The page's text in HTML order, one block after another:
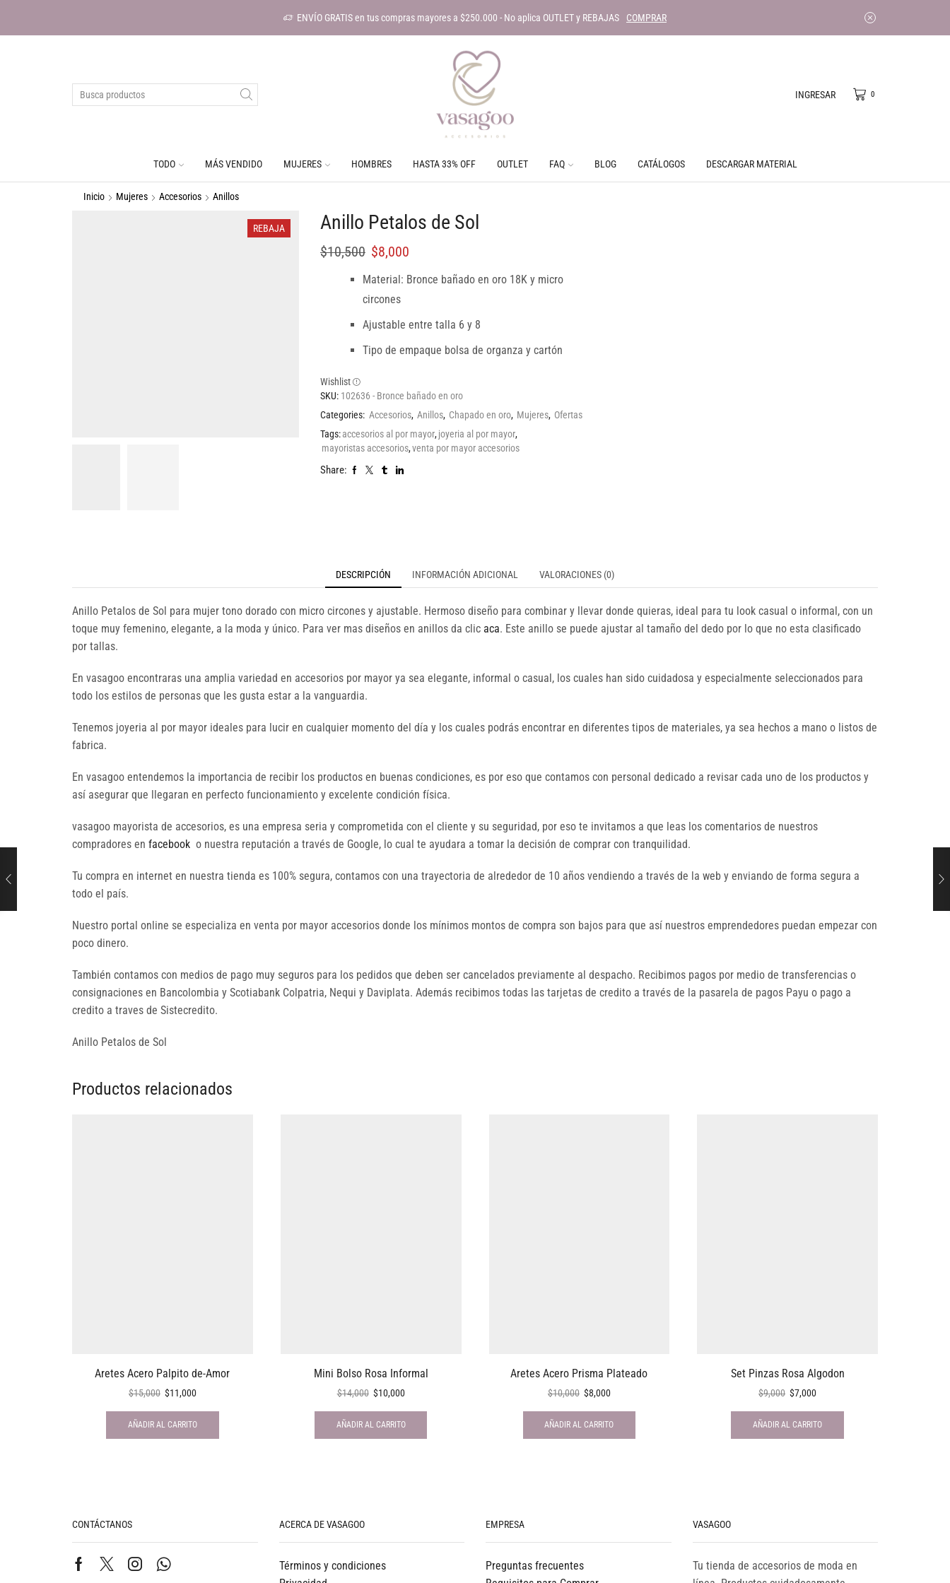
ENVÍO GRATIS en tus compras mayores a $250.000 - No aplica OUTLET y REBAJAS COMPRAR
INGRESAR 0
TODO MÁS VENDIDO MUJERES HOMBRES HASTA 33% OFF OUTLET FAQ BLOG CATÁLOGOS DESCARGAR MATERIAL
Inicio Mujeres Accesorios Anillos
REBAJA Anillo Petalos de Sol
$10,500 $8,000
Material: Bronce bañado en oro 18K y micro
circones
Ajustable entre talla 6 y 8
Tipo de empaque bolsa de organza y cartón
Wishlist
SKU: 102636 - Bronce bañado en oro
Categories: Accesorios, Anillos, Chapado en oro, Mujeres, Ofertas
Tags:accesorios al por mayor,joyeria al por mayor,
mayoristas accesorios,venta por mayor accesorios
Share:
DESCRIPCIÓN INFORMACIÓN ADICIONAL VALORACIONES (0)
Anillo Petalos de Sol para mujer tono dorado con micro circones y ajustable. Hermoso diseño para combinar y llevar donde quieras, ideal para tu look casual o informal, con un
toque muy femenino, elegante, a la moda y único. Para ver mas diseños en anillos da clic aca. Este anillo se puede ajustar al tamaño del dedo por lo que no esta clasificado
por tallas.
En vasagoo encontraras una amplia variedad en accesorios por mayor ya sea elegante, informal o casual, los cuales han sido cuidadosa y especialmente seleccionados para
todo los estilos de personas que les gusta estar a la vanguardia.
Tenemos joyeria al por mayor ideales para lucir en cualquier momento del día y los cuales podrás encontrar en diferentes tipos de materiales, ya sea hechos a mano o listos de
fabrica.
En vasagoo entendemos la importancia de recibir los productos en buenas condiciones, es por eso que contamos con personal dedicado a revisar cada uno de los productos y
así asegurar que llegaran en perfecto funcionamiento y excelente condición física.
vasagoo mayorista de accesorios, es una empresa seria y comprometida con el cliente y su seguridad, por eso te invitamos a que leas los comentarios de nuestros
compradores en facebook o nuestra reputación a través de Google, lo cual te ayudara a tomar la decisión de comprar con tranquilidad.
Tu compra en internet en nuestra tienda es 100% segura, contamos con una trayectoria de alrededor de 10 años vendiendo a través de la web y enviando de forma segura a
todo el país.
Nuestro portal online se especializa en venta por mayor accesorios donde los mínimos montos de compra son bajos para que así nuestros emprendedores puedan empezar con
poco dinero.
También contamos con medios de pago muy seguros para los pedidos que deben ser cancelados previamente al despacho. Recibimos pagos por medio de transferencias o
consignaciones en Bancolombia y Scotiabank Colpatria, Nequi y Daviplata. Además recibimos todas las tarjetas de credito a través de la pasarela de pagos Payu o pago a
credito a traves de Sistecredito.
Anillo Petalos de Sol
Productos relacionados
Aretes Acero Palpito de-Amor
$15,000 $11,000
AÑADIR AL CARRITO
Mini Bolso Rosa Informal
$14,000 $10,000
AÑADIR AL CARRITO
Aretes Acero Prisma Plateado
$10,000 $8,000
AÑADIR AL CARRITO
Set Pinzas Rosa Algodon
$9,000 $7,000
AÑADIR AL CARRITO
CONTÁCTANOS ACERCA DE VASAGOO
Términos y condiciones
EMPRESA
Preguntas frecuentes
VASAGOO
Tu tienda de accesorios de moda en